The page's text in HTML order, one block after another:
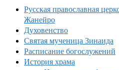
Русская православная
Жанейро
Духовенство
Святая мученица Зинаида
Расписание богослужений
История храма